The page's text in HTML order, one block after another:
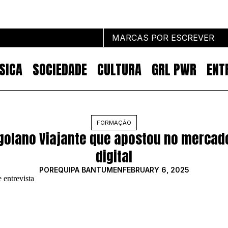
MARCAS POR ESCREVER
SOCIEDADE CULTURA GRL PWR
Marcas por escrever
NOTÍCIAS
MARKETING
IMPACTO
EMPREENDEDORISMO
FORMAÇÃO
Viajante que apostou no
digital
POREQUIPA BANTUMENFEBRUARY 6, 2025